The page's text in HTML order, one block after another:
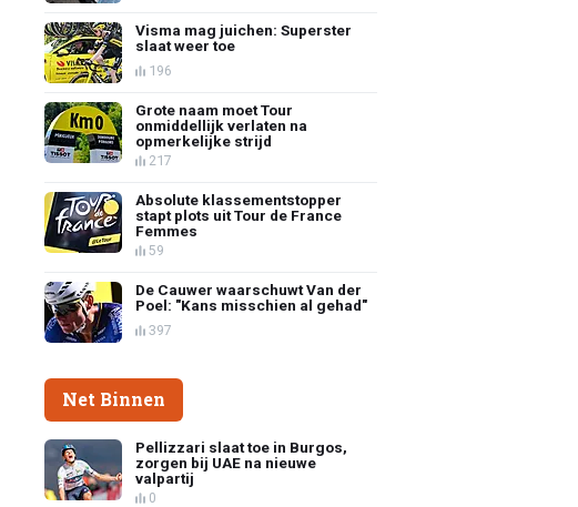
Visma mag juichen: Superster
slaat weer toe
196
Grote naam moet Tour
onmiddellijk verlaten na
opmerkelijke strijd
217
Absolute klassementstopper
stapt plots uit Tour de France
Femmes
59
De Cauwer waarschuwt Van der
Poel: "Kans misschien al gehad"
397
Net Binnen
Pellizzari slaat toe in Burgos,
zorgen bij UAE na nieuwe
valpartij
0